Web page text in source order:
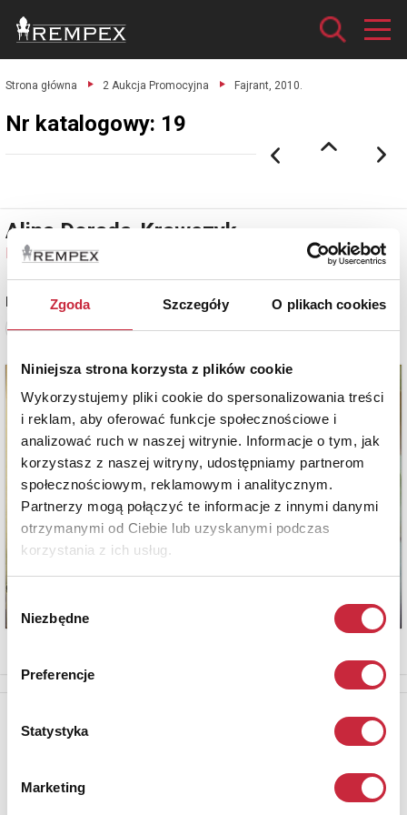
Zgoda Szczegóły O plikach cookies
Niniejsza strona korzysta z plików cookie
Wykorzystujemy pliki cookie do spersonalizowania treści
i reklam, aby oferować funkcje społecznościowe i
analizować ruch w naszej witrynie. Informacje o tym, jak
korzystasz z naszej witryny, udostępniamy partnerom
społecznościowym, reklamowym i analitycznym.
Partnerzy mogą połączyć te informacje z innymi danymi
otrzymanymi od Ciebie lub uzyskanymi podczas
korzystania z ich usług.
zgody
Niezbędne
Preferencje
Statystyka
Marketing
Strona główna 2 Aukcja Promocyjna Fajrant, 2010.
Nr katalogowy: 19
Alina Dorada-Krawczyk
Nr katalogowy: 19
Fajrant, 2010
Zobacz pełne informacje
Aby otrzymywać informacje o nowych aukcjach, prosimy podać